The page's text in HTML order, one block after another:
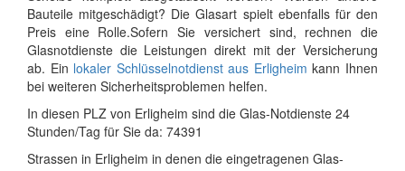
Bauteile mitgeschädigt? Die Glasart spielt ebenfalls für den
Preis eine Rolle.Sofern Sie versichert sind, rechnen die
Glasnotdienste die Leistungen direkt mit der Versicherung
ab. Ein lokaler Schlüsselnotdienst aus Erligheim kann Ihnen
bei weiteren Sicherheitsproblemen helfen.
In diesen PLZ von Erligheim sind die Glas-Notdienste 24
Stunden/Tag für Sie da: 74391
Strassen in Erligheim in denen die eingetragenen Glas-